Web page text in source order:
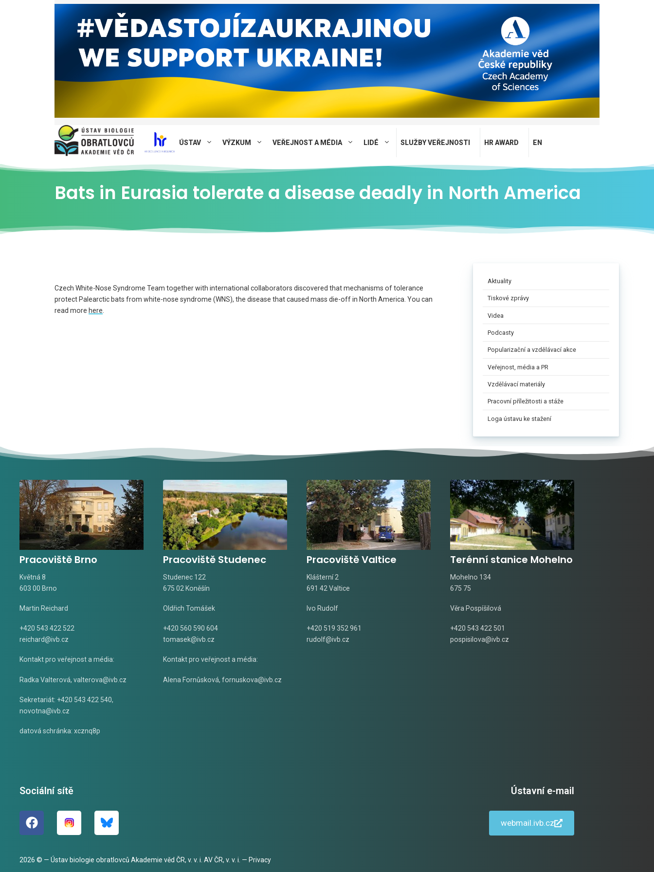
ÚSTAV VÝZKUM VEŘEJNOST A MÉDIA LIDÉ SLUŽBY VEŘEJNOSTI HR AWARD EN
Bats in Eurasia tolerate a disease deadly in North America
Czech White-Nose Syndrome Team together with international collaborators discovered that mechanisms of tolerance
protect Palearctic bats from white-nose syndrome (WNS), the disease that caused mass die-off in North America. You can
read more here
Aktuality
Tiskové zprávy
Videa
Podcasty
Popularizační a vzdělávací akce
Veřejnost, média a PR
Vzdělávací materiály
Pracovní příležitosti a stáže
Loga ústavu ke stažení
Pracoviště Brno
Květná 8
603 00 Brno
Martin Reichard
+420 543 422 522
reichard@ivb.cz
Kontakt pro veřejnost a média:
Radka Valterová, valterova@ivb.cz
Sekretariát: +420 543 422 540,
novotna@ivb.cz
datová schránka: xcznq8p
Pracoviště Studenec
Studenec 122
675 02 Koněšín
Oldřich Tomášek
+420 560 590 604
tomasek@ivb.cz
Kontakt pro veřejnost a média:
Alena Fornůsková, fornuskova@ivb.cz
Pracoviště Valtice
Klášterní 2
691 42 Valtice
Ivo Rudolf
+420 519 352 961
rudolf@ivb.cz
Terénní stanice Mohelno
Mohelno 134
675 75
Věra Pospíšilová
+420 543 422 501
pospisilova@ivb.cz
Sociální sítě Ústavní e-mail
webmail.ivb.cz
2026 © — Ústav biologie obratlovců Akademie věd ČR, v. v. i. AV ČR, v. v. i. — Privacy